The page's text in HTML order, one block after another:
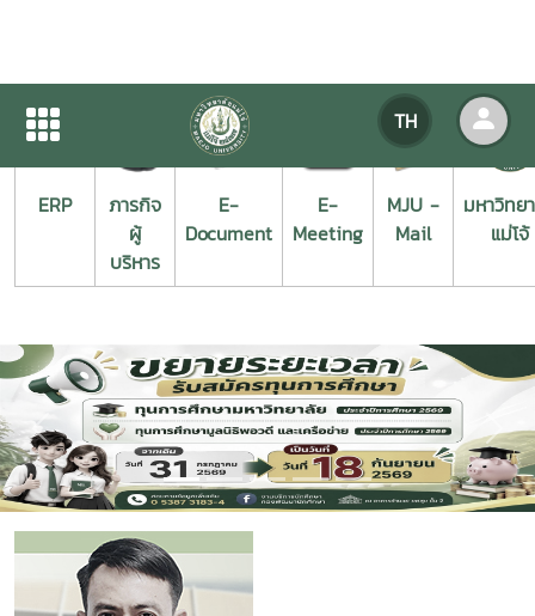
TH
ERP
ภารกิจ
ผู้
บริหาร
E-
Document
E-
Meeting
MJU -
Mail
มหาวิทย
แม่โจ้
Previous Next